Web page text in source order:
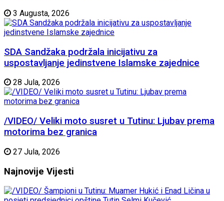
3 Augusta, 2026
SDA Sandžaka podržala inicijativu za
uspostavljanje jedinstvene Islamske zajednice
28 Jula, 2026
/VIDEO/ Veliki moto susret u Tutinu: Ljubav prema
motorima bez granica
27 Jula, 2026
Najnovije Vijesti